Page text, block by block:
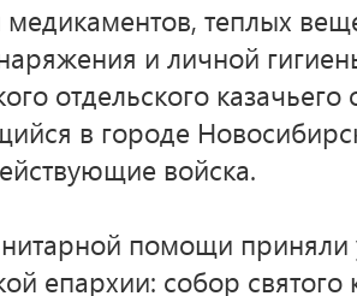
теплых
и личной
отдельского казачьего
в городе
войска.
помощи приняли
епархии: собор святого